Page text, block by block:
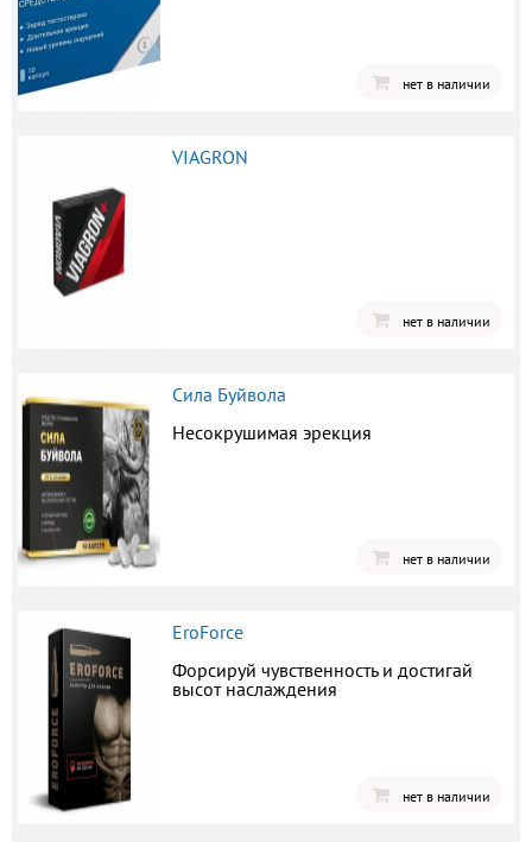
нет в наличии
VIAGRON
нет в наличии
Сила Буйвола
Несокрушимая эрекция
нет в наличии
EroForce
Форсируй чувственность и достигай
высот наслаждения
нет в наличии